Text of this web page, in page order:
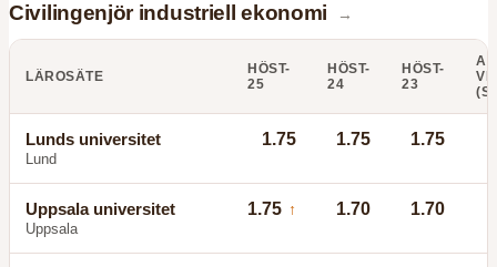
Civilingenjör industriell ekonomi →
LÄROSÄTE
HÖST-
25
HÖST-
24
HÖST-
23
Lunds universitet
Lund
1.75 1.75 1.75
Uppsala universitet
Uppsala
1.75 ↑ 1.70 1.70